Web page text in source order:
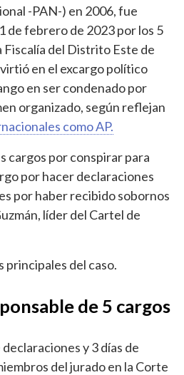
-PAN-) en 2006, fue
de febrero de 2023 por los 5
Fiscalía del Distrito Este de
en el excargo político
en ser condenado por
organizado, según reflejan
como AP.
cargos por conspirar para
por hacer declaraciones
por haber recibido sobornos
líder del Cartel de
principales del caso.
de 5 cargos
y 3 días de
del jurado en la Corte